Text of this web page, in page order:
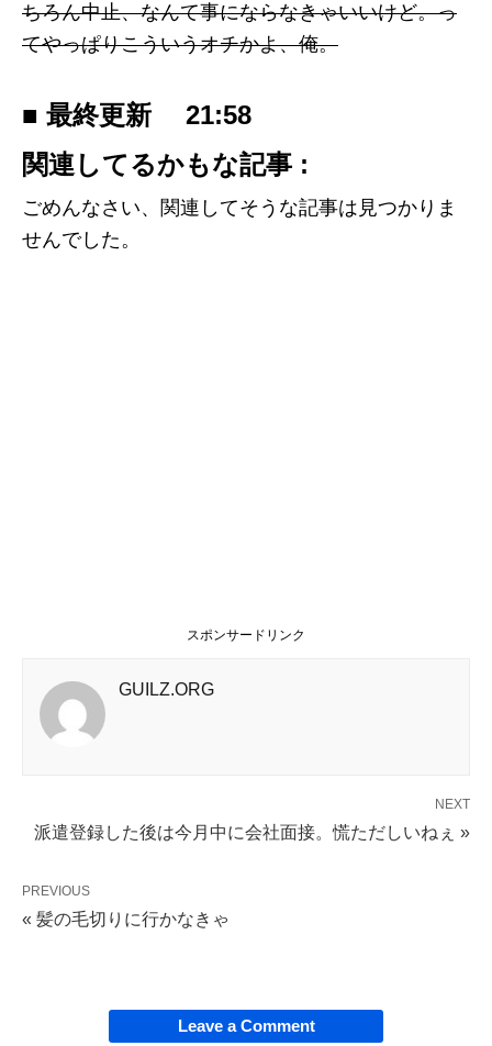
ちろん中止、なんて事にならなきゃいいけど。っ
てやっぱりこういうオチかよ、俺。
■ 最終更新 21:58
関連してるかもな記事 :
ごめんなさい、関連してそうな記事は見つかりま
せんでした。
スポンサードリンク
GUILZ.ORG
NEXT
派遣登録した後は今月中に会社面接。慌ただしいねぇ »
PREVIOUS
« 髪の毛切りに行かなきゃ
Leave a Comment